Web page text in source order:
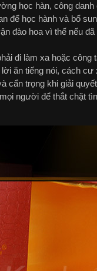
học hàn, công
để học hành và bổ
đào hoa vì thế nếu
đi làm xa hoặc công
ăn tiếng nói, cách
cẩn trọng khi giải
người để thắt chặt